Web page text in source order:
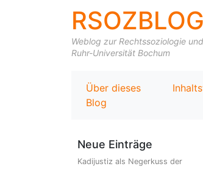
Weblog zur Rechtssoziologie
Ruhr-Universität Bochum
Über dieses
Blog
Neue Einträge
Kadijustiz als Negerkuss der